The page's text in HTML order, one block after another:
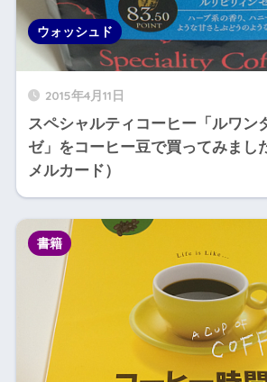
2015年4月11日
スペシャルティコーヒー「ルワン
ゼ」をコーヒー豆で買ってみまし
メルカード）
ウォッシュド
書籍